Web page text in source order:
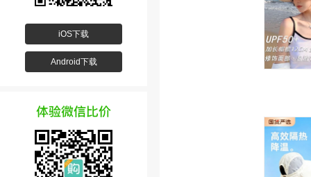
iOS下载
Android下载